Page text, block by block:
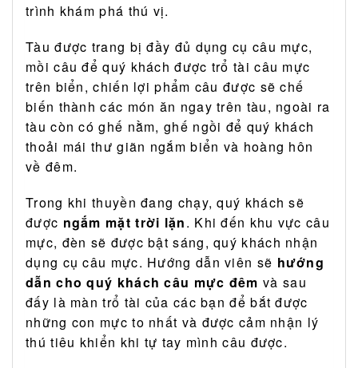
trình khám phá thú vị.
Tàu được trang bị đầy đủ dụng cụ câu mực,
mồi câu để quý khách được trổ tài câu mực
trên biển, chiến lợi phẩm câu được sẽ chế
biến thành các món ăn ngay trên tàu, ngoài ra
tàu còn có ghế nằm, ghế ngồi để quý khách
thoải mái thư giãn ngắm biển và hoàng hôn
về đêm.
Trong khi thuyền đang chạy, quý khách sẽ
được ngắm mặt trời lặn. Khi đến khu vực câu
mực, đèn sẽ được bật sáng, quý khách nhận
dụng cụ câu mực. Hướng dẫn viên sẽ hướng
dẫn cho quý khách câu mực đêm và sau
đấy là màn trổ tài của các bạn để bắt được
những con mực to nhất và được cảm nhận lý
thú tiêu khiển khi tự tay mình câu được.